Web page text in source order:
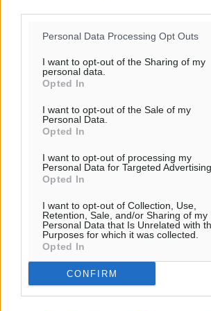
Personal Data Processing Opt Outs
I want to opt-out of the Sharing of my
personal data.
Opted In
I want to opt-out of the Sale of my
Personal Data.
Opted In
I want to opt-out of processing my
Personal Data for Targeted Advertising.
Opted In
I want to opt-out of Collection, Use,
Retention, Sale, and/or Sharing of my
Personal Data that Is Unrelated with
Purposes for which it was collected.
Opted In
CONFIRM
μέσω υποβρύχιων καλωδίων με την
Ελλάδα
Νέο ανακαινισμένο δημοτικό
Τοπικές Ειδήσεις• πριν 2 ώρες
Οι συναντήσεις που είχε κατά την
Ρόδο ο Πρέσβης της Βραζιλίας στην
Τοπικές Ειδήσεις• πριν 2 ώρες
Γερμανική αγορά: Έλλειψη προσιτών
απειλεί τη ζήτηση για πακέτα